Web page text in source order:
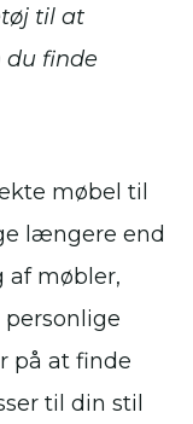
til at
du finde
møbel til
længere end
af møbler,
på at finde
til din stil